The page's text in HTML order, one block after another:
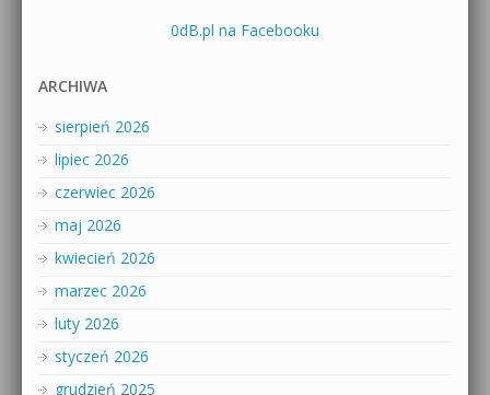
0dB.pl na Facebooku
ARCHIWA
sierpień 2026
lipiec 2026
czerwiec 2026
maj 2026
kwiecień 2026
marzec 2026
luty 2026
styczeń 2026
grudzień 2025